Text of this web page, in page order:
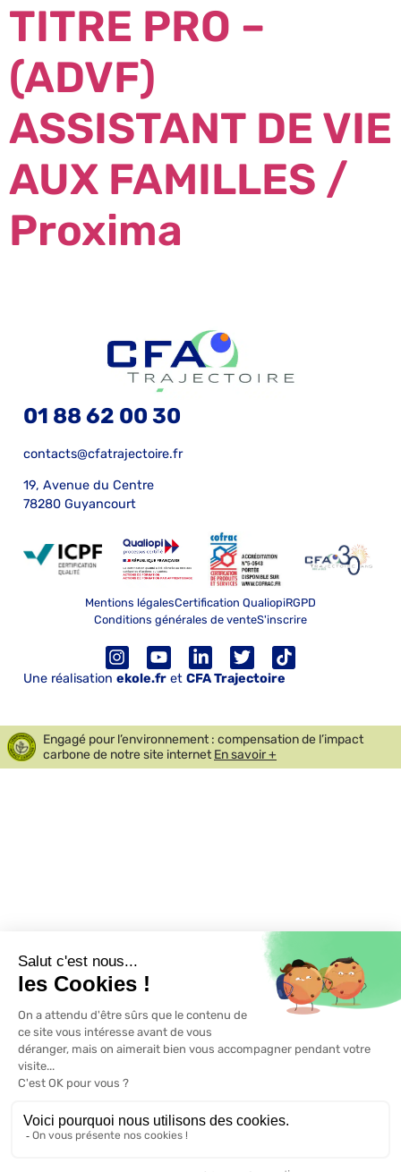
TITRE PRO –
(ADVF)
ASSISTANT DE VIE
AUX FAMILLES /
Proxima
01 88 62 00 30
contacts@cfatrajectoire.fr
19, Avenue du Centre
78280 Guyancourt
Mentions légalesCertification QualiopiRGPD
Conditions générales de venteS'inscrire
Une réalisation ekole.fr et CFA Trajectoire
Engagé pour l’environnement : compensation de l’impact
carbone de notre site internetEn savoir +